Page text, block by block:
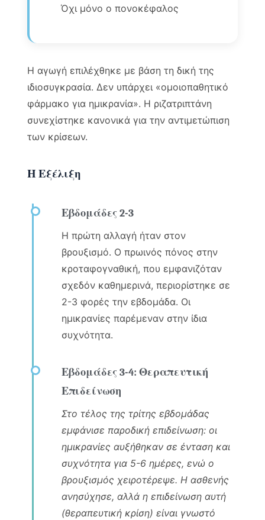
Όχι μόνο ο πονοκέφαλος
Η αγωγή επιλέχθηκε με βάση τη δική της
ιδιοσυγκρασία. Δεν υπάρχει «ομοιοπαθητικό
φάρμακο για ημικρανία». Η ριζατριπτάνη
συνεχίστηκε κανονικά για την αντιμετώπιση
των κρίσεων.
Η Εξέλιξη
Εβδομάδες 2-3
Η πρώτη αλλαγή ήταν στον
βρουξισμό. Ο πρωινός πόνος στην
κροταφογναθική, που εμφανιζόταν
σχεδόν καθημερινά, περιορίστηκε σε
2-3 φορές την εβδομάδα. Οι
ημικρανίες παρέμεναν στην ίδια
συχνότητα.
Εβδομάδες 3-4: Θεραπευτική
Επιδείνωση
Στο τέλος της τρίτης εβδομάδας
εμφάνισε παροδική επιδείνωση: οι
ημικρανίες αυξήθηκαν σε ένταση και
συχνότητα για 5-6 ημέρες, ενώ ο
βρουξισμός χειροτέρεψε. Η ασθενής
ανησύχησε, αλλά η επιδείνωση αυτή
(θεραπευτική κρίση) είναι γνωστό